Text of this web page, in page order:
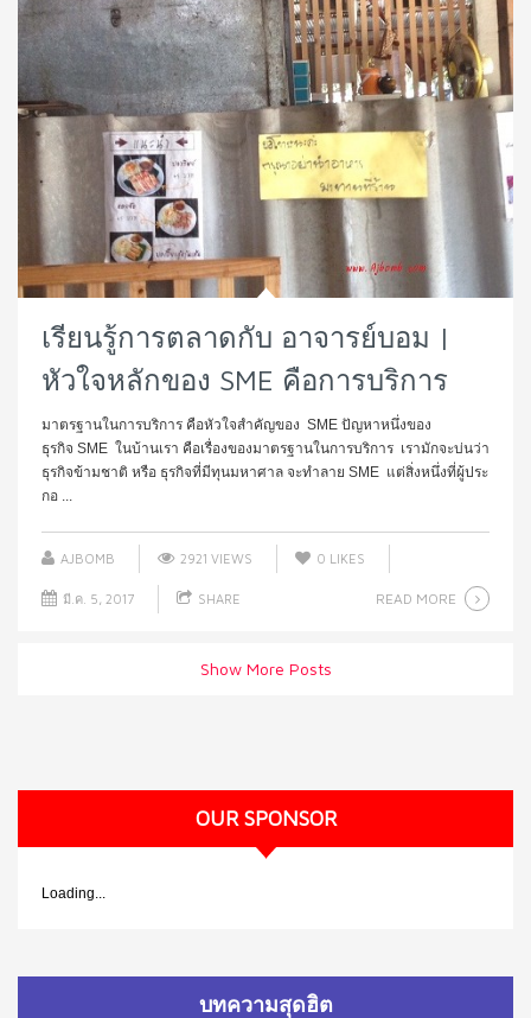
เรียนรู้การตลาดกับ อาจารย์บอม |
หัวใจหลักของ SME คือการบริการ
มาตรฐานในการบริการ คือหัวใจสำคัญของ SME ปัญหาหนึ่งของ
ธุรกิจ SME ในบ้านเรา คือเรื่องของมาตรฐานในการบริการ เรามักจะบ่นว่า
ธุรกิจข้ามชาติ หรือ ธุรกิจที่มีทุนมหาศาล จะทำลาย SME แต่สิ่งหนึ่งที่ผู้ประ
กอ ...
AJBOMB 2921 VIEWS 0 LIKES
มี.ค. 5, 2017 SHARE READ MORE
Show More Posts
OUR SPONSOR
Loading...
บทความสุดฮิต